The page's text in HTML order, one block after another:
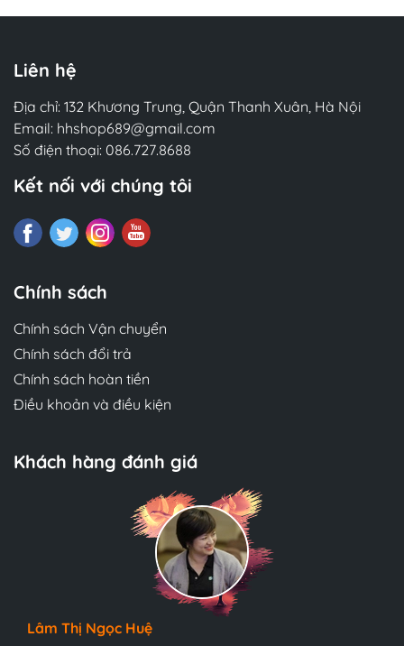
Liên hệ
Địa chỉ: 132 Khương Trung, Quận Thanh Xuân, Hà Nội
Email: hhshop689@gmail.com
Số điện thoại: 086.727.8688
Kết nối với chúng tôi
Chính sách
Chính sách Vận chuyển
Chính sách đổi trả
Chính sách hoàn tiền
Điều khoản và điều kiện
Khách hàng đánh giá
Đóng gói cẩn thận, chất lượng in và giấy ok lắm.
Mua sách in lại này cũng không khác sách chính
Lâm Thị Ngọc Huệ
Gia Hân